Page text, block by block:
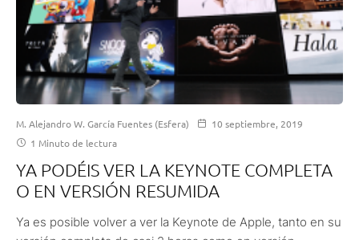
M. Alejandro W. García Fuentes (Esfera)
10 septiembre, 2019
1 Minuto de lectura
YA PODÉIS VER LA KEYNOTE COMPLETA
O EN VERSIÓN RESUMIDA
Ya es posible volver a ver la Keynote de Apple, tanto en su